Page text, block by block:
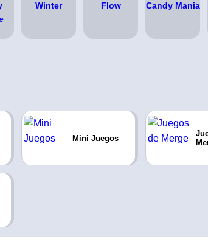
Mini Juegos